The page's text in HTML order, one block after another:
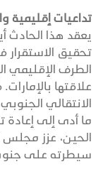
تداعيات إقليمية
يعقد هذا
تحقيق الاستقرار
الطرف الإقليمي
الانتقالي
ما أدى إلى إعادة
الحين، عزز مجلس
سيطرته على